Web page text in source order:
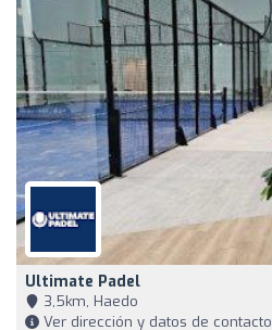
Ultimate Padel
3,5km, Haedo
Ver dirección y datos de contacto